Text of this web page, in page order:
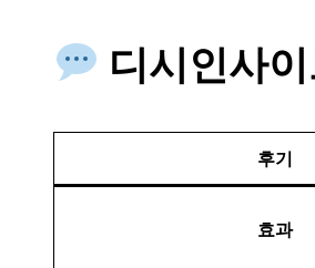
디시인사
후기
효과